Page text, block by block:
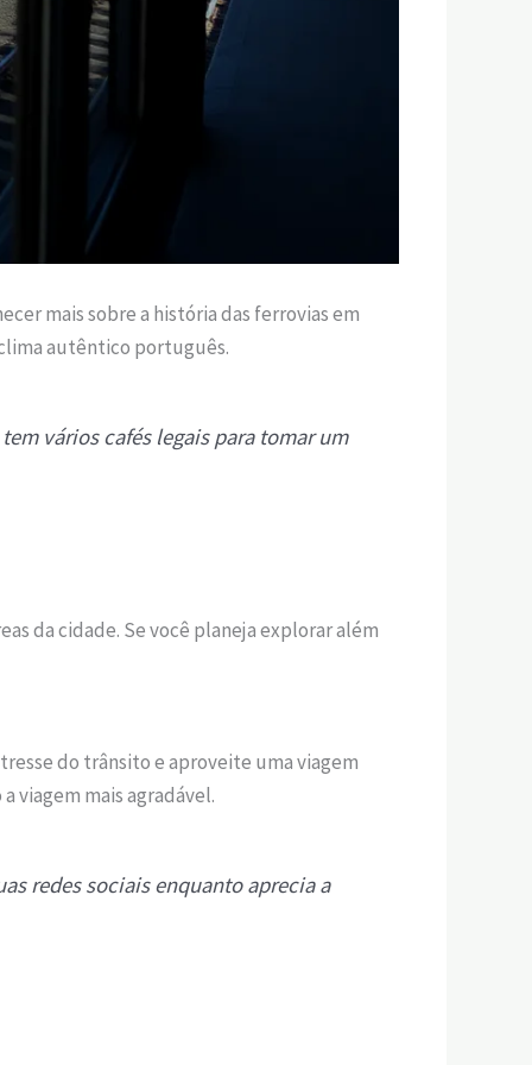
mais sobre a história das ferrovias em
autêntico português.
vários cafés legais para tomar um
da cidade. Se você planeja explorar além
do trânsito e aproveite uma viagem
viagem mais agradável.
redes sociais enquanto aprecia a